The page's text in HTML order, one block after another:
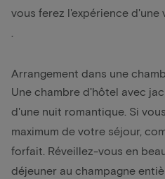
vous ferez l'expérience
Arrangement dans une
Une chambre d'hôtel avec
d'une nuit romantique. Si
maximum de votre séjour,
forfait. Réveillez-vous en
déjeuner au champagne